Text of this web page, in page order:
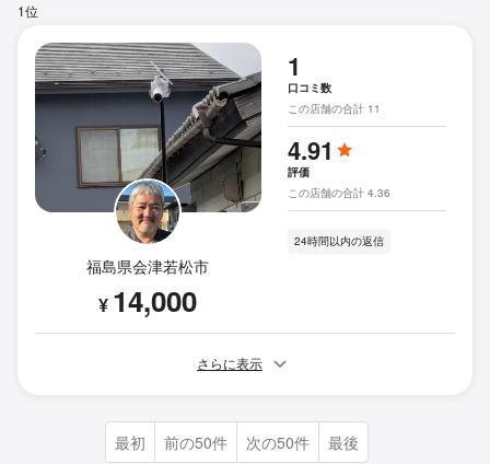
1位
福島県会津若松市
¥ 14,000
1
口コミ数
この店舗の合計 11
4.91
評価
この店舗の合計 4.36
24時間以内の返信
さらに表示
最初 前の50件 次の50件 最後